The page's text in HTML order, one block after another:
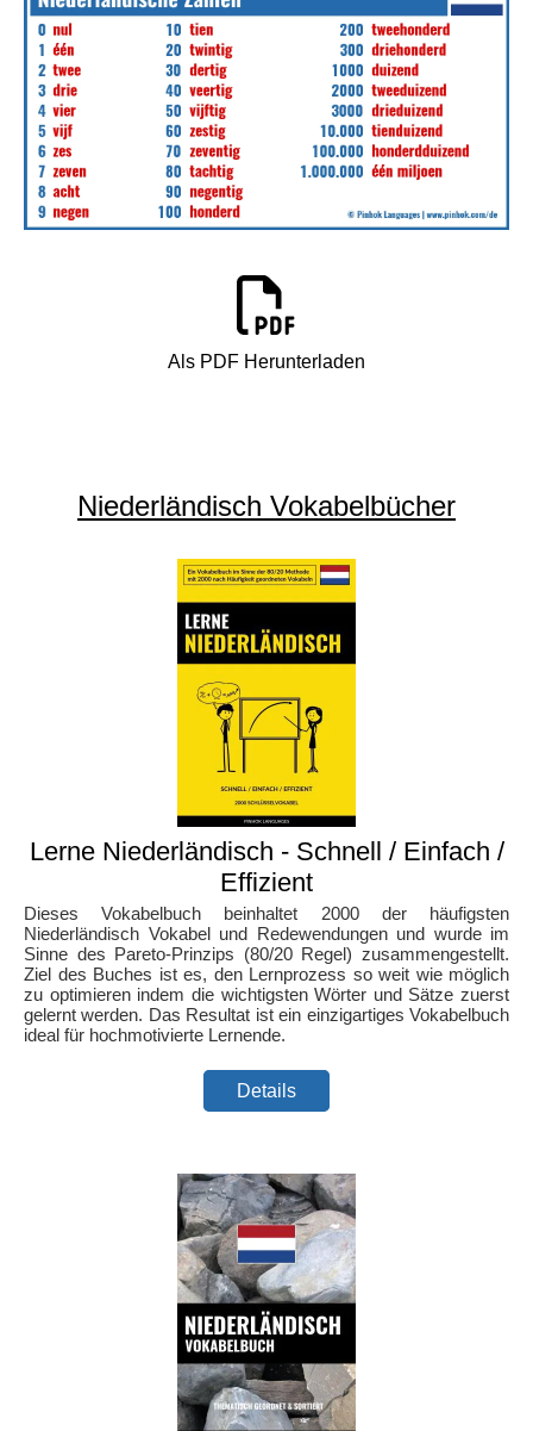
Als PDF Herunterladen
Niederländisch Vokabelbücher
Lerne Niederländisch - Schnell / Einfach /
Effizient
Dieses Vokabelbuch beinhaltet 2000 der häufigsten
Niederländisch Vokabel und Redewendungen und wurde im
Sinne des Pareto-Prinzips (80/20 Regel) zusammengestellt.
Ziel des Buches ist es, den Lernprozess so weit wie möglich
zu optimieren indem die wichtigsten Wörter und Sätze zuerst
gelernt werden. Das Resultat ist ein einzigartiges Vokabelbuch
ideal für hochmotivierte Lernende.
Details